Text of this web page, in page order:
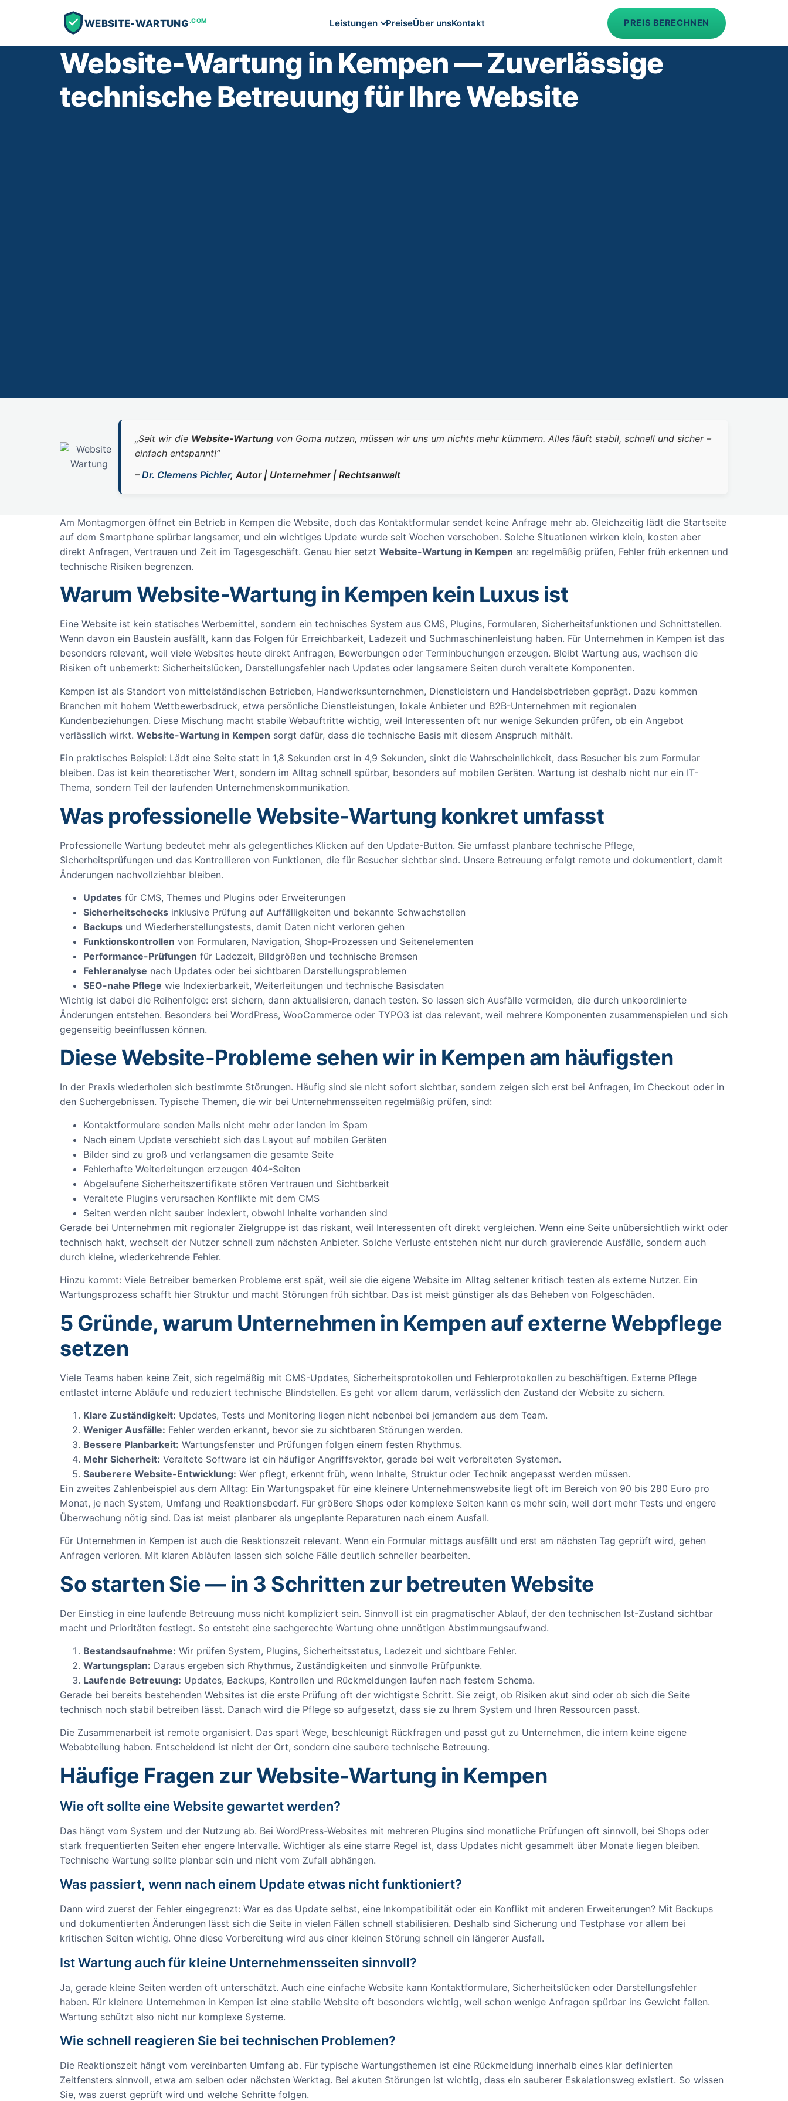
WEBSITE-WARTUNG.COM Leistungen
WordPress Wartung
Höchstes Suchvolumen
WooCommerce Wartung
PreiseÜber unsKontakt PREIS BERECHNEN
Website-Wartung in Kempen — Zuverlässige
technische Betreuung für Ihre Website
„Seit wir die Website‑Wartung von Goma nutzen, müssen wir uns um nichts mehr kümmern. Alles läuft stabil, schnell und sicher –
einfach entspannt!“
–Dr. Clemens Pichler, Autor | Unternehmer | Rechtsanwalt
Am Montagmorgen öffnet ein Betrieb in Kempen die Website, doch das Kontaktformular sendet keine Anfrage mehr ab. Gleichzeitig lädt die Startseite
auf dem Smartphone spürbar langsamer, und ein wichtiges Update wurde seit Wochen verschoben. Solche Situationen wirken klein, kosten aber
direkt Anfragen, Vertrauen und Zeit im Tagesgeschäft. Genau hier setzt Website-Wartung in Kempen an: regelmäßig prüfen, Fehler früh erkennen und
technische Risiken begrenzen.
Warum Website-Wartung in Kempen kein Luxus ist
Eine Website ist kein statisches Werbemittel, sondern ein technisches System aus CMS, Plugins, Formularen, Sicherheitsfunktionen und Schnittstellen.
Wenn davon ein Baustein ausfällt, kann das Folgen für Erreichbarkeit, Ladezeit und Suchmaschinenleistung haben. Für Unternehmen in Kempen ist das
besonders relevant, weil viele Websites heute direkt Anfragen, Bewerbungen oder Terminbuchungen erzeugen. Bleibt Wartung aus, wachsen die
Risiken oft unbemerkt: Sicherheitslücken, Darstellungsfehler nach Updates oder langsamere Seiten durch veraltete Komponenten.
Kempen ist als Standort von mittelständischen Betrieben, Handwerksunternehmen, Dienstleistern und Handelsbetrieben geprägt. Dazu kommen
Branchen mit hohem Wettbewerbsdruck, etwa persönliche Dienstleistungen, lokale Anbieter und B2B-Unternehmen mit regionalen
Kundenbeziehungen. Diese Mischung macht stabile Webauftritte wichtig, weil Interessenten oft nur wenige Sekunden prüfen, ob ein Angebot
verlässlich wirkt. Website-Wartung in Kempen sorgt dafür, dass die technische Basis mit diesem Anspruch mithält.
Ein praktisches Beispiel: Lädt eine Seite statt in 1,8 Sekunden erst in 4,9 Sekunden, sinkt die Wahrscheinlichkeit, dass Besucher bis zum Formular
bleiben. Das ist kein theoretischer Wert, sondern im Alltag schnell spürbar, besonders auf mobilen Geräten. Wartung ist deshalb nicht nur ein IT-
Thema, sondern Teil der laufenden Unternehmenskommunikation.
Was professionelle Website-Wartung konkret umfasst
Professionelle Wartung bedeutet mehr als gelegentliches Klicken auf den Update-Button. Sie umfasst planbare technische Pflege,
Sicherheitsprüfungen und das Kontrollieren von Funktionen, die für Besucher sichtbar sind. Unsere Betreuung erfolgt remote und dokumentiert, damit
Änderungen nachvollziehbar bleiben.
Updates für CMS, Themes und Plugins oder Erweiterungen
Sicherheitschecks inklusive Prüfung auf Auffälligkeiten und bekannte Schwachstellen
Backups und Wiederherstellungstests, damit Daten nicht verloren gehen
Funktionskontrollen von Formularen, Navigation, Shop-Prozessen und Seitenelementen
Performance-Prüfungen für Ladezeit, Bildgrößen und technische Bremsen
Fehleranalyse nach Updates oder bei sichtbaren Darstellungsproblemen
SEO-nahe Pflege wie Indexierbarkeit, Weiterleitungen und technische Basisdaten
Wichtig ist dabei die Reihenfolge: erst sichern, dann aktualisieren, danach testen. So lassen sich Ausfälle vermeiden, die durch unkoordinierte
Änderungen entstehen. Besonders bei WordPress, WooCommerce oder TYPO3 ist das relevant, weil mehrere Komponenten zusammenspielen und sich
gegenseitig beeinflussen können.
Diese Website-Probleme sehen wir in Kempen am häufigsten
In der Praxis wiederholen sich bestimmte Störungen. Häufig sind sie nicht sofort sichtbar, sondern zeigen sich erst bei Anfragen, im Checkout oder in
den Suchergebnissen. Typische Themen, die wir bei Unternehmensseiten regelmäßig prüfen, sind:
Kontaktformulare senden Mails nicht mehr oder landen im Spam
Nach einem Update verschiebt sich das Layout auf mobilen Geräten
Bilder sind zu groß und verlangsamen die gesamte Seite
Fehlerhafte Weiterleitungen erzeugen 404-Seiten
Abgelaufene Sicherheitszertifikate stören Vertrauen und Sichtbarkeit
Veraltete Plugins verursachen Konflikte mit dem CMS
Seiten werden nicht sauber indexiert, obwohl Inhalte vorhanden sind
Gerade bei Unternehmen mit regionaler Zielgruppe ist das riskant, weil Interessenten oft direkt vergleichen. Wenn eine Seite unübersichtlich wirkt oder
technisch hakt, wechselt der Nutzer schnell zum nächsten Anbieter. Solche Verluste entstehen nicht nur durch gravierende Ausfälle, sondern auch
durch kleine, wiederkehrende Fehler.
Hinzu kommt: Viele Betreiber bemerken Probleme erst spät, weil sie die eigene Website im Alltag seltener kritisch testen als externe Nutzer. Ein
Wartungsprozess schafft hier Struktur und macht Störungen früh sichtbar. Das ist meist günstiger als das Beheben von Folgeschäden.
5 Gründe, warum Unternehmen in Kempen auf externe Webpflege
setzen
Viele Teams haben keine Zeit, sich regelmäßig mit CMS-Updates, Sicherheitsprotokollen und Fehlerprotokollen zu beschäftigen. Externe Pflege
entlastet interne Abläufe und reduziert technische Blindstellen. Es geht vor allem darum, verlässlich den Zustand der Website zu sichern.
Klare Zuständigkeit: Updates, Tests und Monitoring liegen nicht nebenbei bei jemandem aus dem Team.
Weniger Ausfälle: Fehler werden erkannt, bevor sie zu sichtbaren Störungen werden.
Bessere Planbarkeit: Wartungsfenster und Prüfungen folgen einem festen Rhythmus.
Mehr Sicherheit: Veraltete Software ist ein häufiger Angriffsvektor, gerade bei weit verbreiteten Systemen.
Sauberere Website-Entwicklung: Wer pflegt, erkennt früh, wenn Inhalte, Struktur oder Technik angepasst werden müssen.
Ein zweites Zahlenbeispiel aus dem Alltag: Ein Wartungspaket für eine kleinere Unternehmenswebsite liegt oft im Bereich von 90 bis 280 Euro pro
Monat, je nach System, Umfang und Reaktionsbedarf. Für größere Shops oder komplexe Seiten kann es mehr sein, weil dort mehr Tests und engere
Überwachung nötig sind. Das ist meist planbarer als ungeplante Reparaturen nach einem Ausfall.
Für Unternehmen in Kempen ist auch die Reaktionszeit relevant. Wenn ein Formular mittags ausfällt und erst am nächsten Tag geprüft wird, gehen
Anfragen verloren. Mit klaren Abläufen lassen sich solche Fälle deutlich schneller bearbeiten.
So starten Sie — in 3 Schritten zur betreuten Website
Der Einstieg in eine laufende Betreuung muss nicht kompliziert sein. Sinnvoll ist ein pragmatischer Ablauf, der den technischen Ist-Zustand sichtbar
macht und Prioritäten festlegt. So entsteht eine sachgerechte Wartung ohne unnötigen Abstimmungsaufwand.
Bestandsaufnahme: Wir prüfen System, Plugins, Sicherheitsstatus, Ladezeit und sichtbare Fehler.
Wartungsplan: Daraus ergeben sich Rhythmus, Zuständigkeiten und sinnvolle Prüfpunkte.
Laufende Betreuung: Updates, Backups, Kontrollen und Rückmeldungen laufen nach festem Schema.
Gerade bei bereits bestehenden Websites ist die erste Prüfung oft der wichtigste Schritt. Sie zeigt, ob Risiken akut sind oder ob sich die Seite
technisch noch stabil betreiben lässt. Danach wird die Pflege so aufgesetzt, dass sie zu Ihrem System und Ihren Ressourcen passt.
Die Zusammenarbeit ist remote organisiert. Das spart Wege, beschleunigt Rückfragen und passt gut zu Unternehmen, die intern keine eigene
Webabteilung haben. Entscheidend ist nicht der Ort, sondern eine saubere technische Betreuung.
Häufige Fragen zur Website-Wartung in Kempen
Wie oft sollte eine Website gewartet werden?
Das hängt vom System und der Nutzung ab. Bei WordPress-Websites mit mehreren Plugins sind monatliche Prüfungen oft sinnvoll, bei Shops oder
stark frequentierten Seiten eher engere Intervalle. Wichtiger als eine starre Regel ist, dass Updates nicht gesammelt über Monate liegen bleiben.
Technische Wartung sollte planbar sein und nicht vom Zufall abhängen.
Was passiert, wenn nach einem Update etwas nicht funktioniert?
Dann wird zuerst der Fehler eingegrenzt: War es das Update selbst, eine Inkompatibilität oder ein Konflikt mit anderen Erweiterungen? Mit Backups
und dokumentierten Änderungen lässt sich die Seite in vielen Fällen schnell stabilisieren. Deshalb sind Sicherung und Testphase vor allem bei
kritischen Seiten wichtig. Ohne diese Vorbereitung wird aus einer kleinen Störung schnell ein längerer Ausfall.
Ist Wartung auch für kleine Unternehmensseiten sinnvoll?
Ja, gerade kleine Seiten werden oft unterschätzt. Auch eine einfache Website kann Kontaktformulare, Sicherheitslücken oder Darstellungsfehler
haben. Für kleinere Unternehmen in Kempen ist eine stabile Website oft besonders wichtig, weil schon wenige Anfragen spürbar ins Gewicht fallen.
Wartung schützt also nicht nur komplexe Systeme.
Wie schnell reagieren Sie bei technischen Problemen?
Die Reaktionszeit hängt vom vereinbarten Umfang ab. Für typische Wartungsthemen ist eine Rückmeldung innerhalb eines klar definierten
Zeitfensters sinnvoll, etwa am selben oder nächsten Werktag. Bei akuten Störungen ist wichtig, dass ein sauberer Eskalationsweg existiert. So wissen
Sie, was zuerst geprüft wird und welche Schritte folgen.